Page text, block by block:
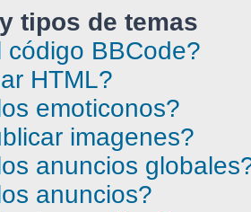
tipos de temas
código BBCode?
HTML?
emoticonos?
imagenes?
anuncios
anuncios?